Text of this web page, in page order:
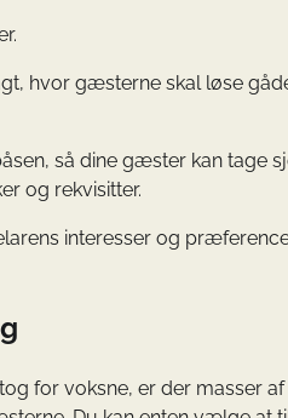
hvor gæsterne skal løse
så dine gæster kan tage
og rekvisitter.
interesser og
for voksne, er der masser